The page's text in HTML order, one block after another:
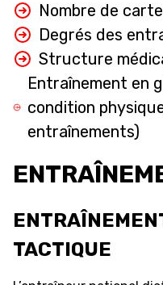
Nombre de
Degrés des
Structure
Entraînement en
condition
entraînements)
TACTIQUE